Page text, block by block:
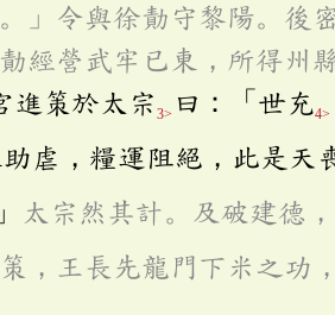
」令與徐勣守黎陽。後
經營武牢已東，所得州
進策於太宗 3> 曰：「世充4>
虐，糧運阻絕，此是天
太宗然其計。及破建德
，王長先龍門下米之功